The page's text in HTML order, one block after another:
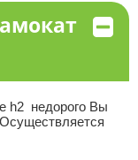
h2 недорого Вы